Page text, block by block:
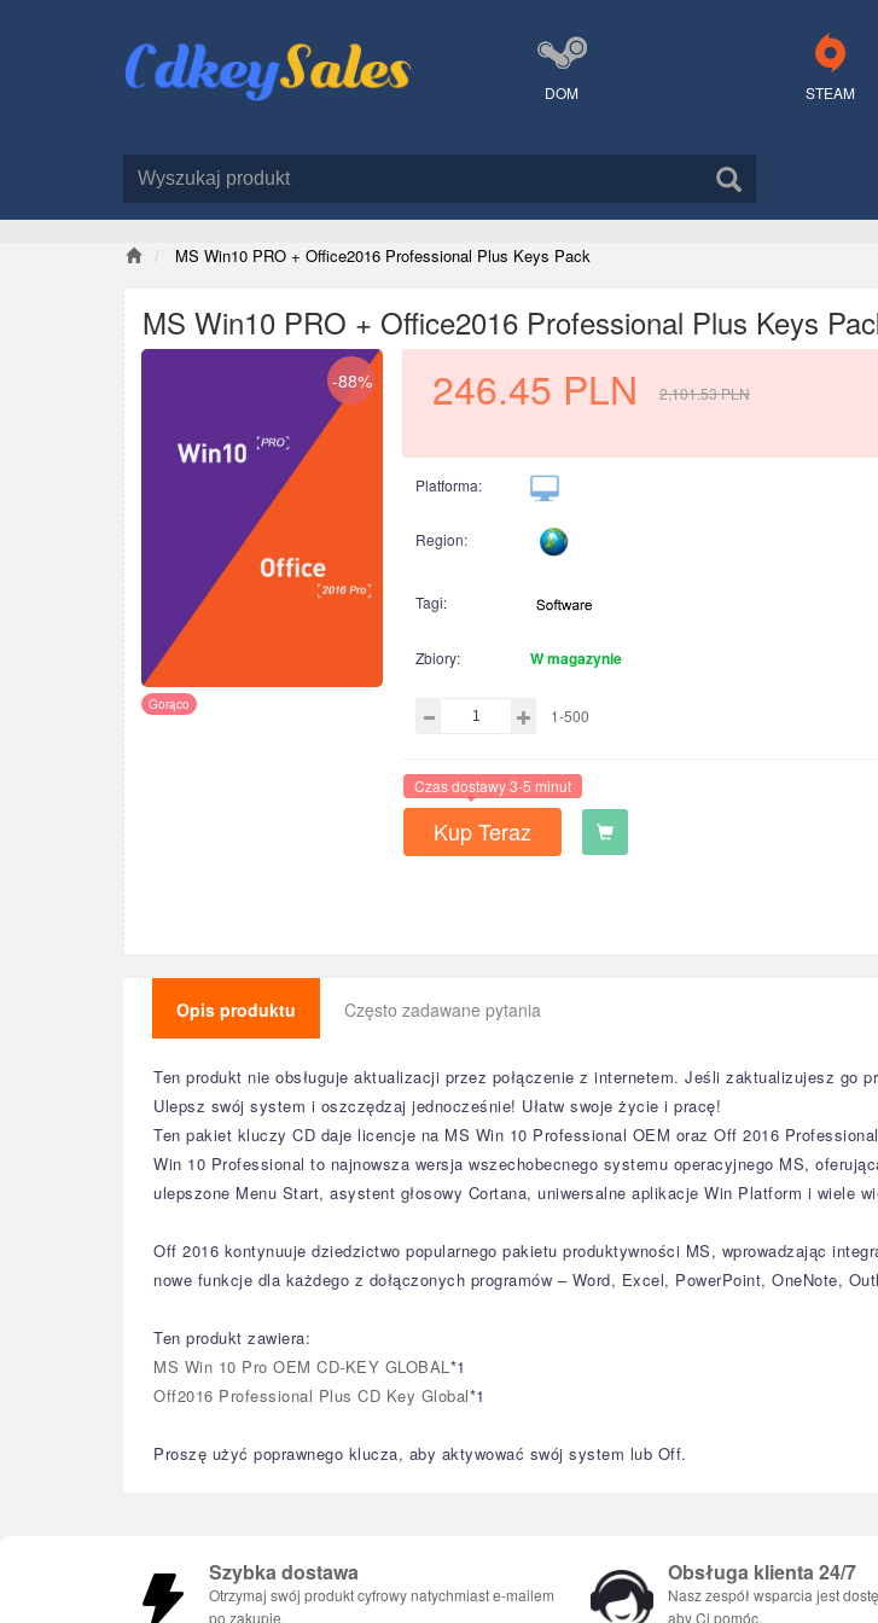
DOM STEAM
MS Win10 PRO + Office2016 Professional Plus Keys Pack
MS Win10 PRO + Office2016 Professional Plus Keys
-88%
Gorąco
246.45 PLN 2,101.53PLN
Platforma:
Region:
Tagi:
Zbiory: W magazynie
1-500
Czas dostawy 3-5 minut
Kup Teraz
Opis produktu Często zadawane pytania
Ten produkt nie obsługuje aktualizacji przez połączenie z internetem. Jeśli zaktualizujesz go
Ulepsz swój system i oszczędzaj jednocześnie! Ułatw swoje życie i pracę!
Ten pakiet kluczy CD daje licencje na MS Win 10 Professional OEM oraz Off 2016
Win 10 Professional to najnowsza wersja wszechobecnego systemu operacyjnego MS,
ulepszone Menu Start, asystent głosowy Cortana, uniwersalne aplikacje Win Platform i wiele
Off 2016 kontynuuje dziedzictwo popularnego pakietu produktywności MS, wprowadzając
nowe funkcje dla każdego z dołączonych programów – Word, Excel, PowerPoint, OneNote,
Ten produkt zawiera:
MS Win 10 Pro OEM CD-KEY GLOBAL*1
Off2016 Professional Plus CD Key Global*1
Proszę użyć poprawnego klucza, aby aktywować swój system lub Off.
Szybka dostawa
Otrzymaj swój produkt cyfrowy natychmiast e-mailem
po zakupie.
Obsługa klienta 24/7
Nasz zespół wsparcia jest
aby Ci pomóc.